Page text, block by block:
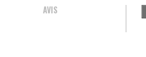
AVIS